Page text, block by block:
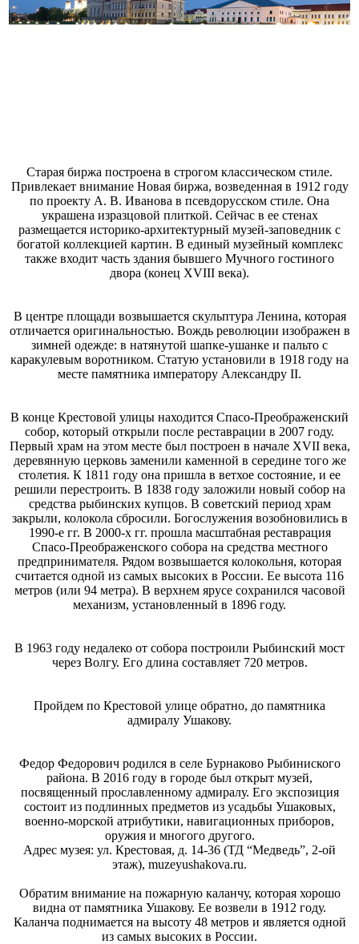
Старая биржа построена в строгом классическом стиле.
Привлекает внимание Новая биржа, возведенная в 1912 году
по проекту А. В. Иванова в псевдорусском стиле. Она
украшена изразцовой плиткой. Сейчас в ее стенах
размещается историко-архитектурный музей-заповедник с
богатой коллекцией картин. В единый музейный комплекс
также входит часть здания бывшего Мучного гостиного
двора (конец XVIII века).
В центре площади возвышается скульптура Ленина, которая
отличается оригинальностью. Вождь революции изображен в
зимней одежде: в натянутой шапке-ушанке и пальто с
каракулевым воротником. Статую установили в 1918 году на
месте памятника императору Александру II.
В конце Крестовой улицы находится Спасо-Преображенский
собор, который открыли после реставрации в 2007 году.
Первый храм на этом месте был построен в начале XVII века,
деревянную церковь заменили каменной в середине того же
столетия. К 1811 году она пришла в ветхое состояние, и ее
решили перестроить. В 1838 году заложили новый собор на
средства рыбинских купцов. В советский период храм
закрыли, колокола сбросили. Богослужения возобновились в
1990-е гг. В 2000-х гг. прошла масштабная реставрация
Спасо-Преображенского собора на средства местного
предпринимателя. Рядом возвышается колокольня, которая
считается одной из самых высоких в России. Ее высота 116
метров (или 94 метра). В верхнем ярусе сохранился часовой
механизм, установленный в 1896 году.
В 1963 году недалеко от собора построили Рыбинский мост
через Волгу. Его длина составляет 720 метров.
Пройдем по Крестовой улице обратно, до памятника
адмиралу Ушакову.
Федор Федорович родился в селе Бурнаково Рыбиниского
района. В 2016 году в городе был открыт музей,
посвященный прославленному адмиралу. Его экспозиция
состоит из подлинных предметов из усадьбы Ушаковых,
военно-морской атрибутики, навигационных приборов,
оружия и многого другого.
Адрес музея: ул. Крестовая, д. 14-36 (ТД “Медведь”, 2-ой
этаж), muzeyushakova.ru.
Обратим внимание на пожарную каланчу, которая хорошо
видна от памятника Ушакову. Ее возвели в 1912 году.
Каланча поднимается на высоту 48 метров и является одной
из самых высоких в России.